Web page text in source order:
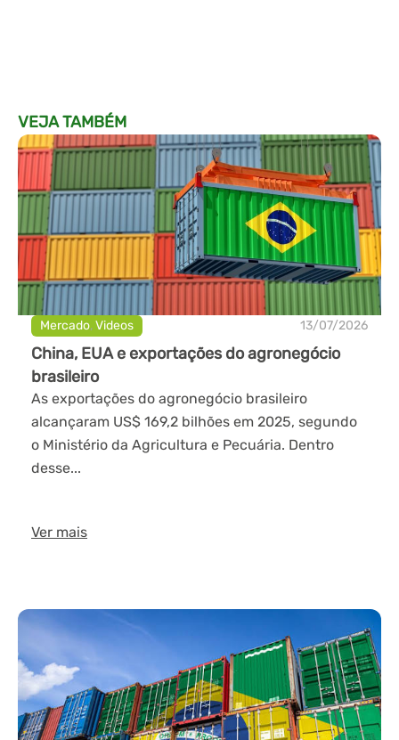
VEJA TAMBÉM
Mercado,Videos 13/07/2026
China, EUA e exportações do agronegócio
brasileiro
As exportações do agronegócio brasileiro
alcançaram US$ 169,2 bilhões em 2025, segundo
o Ministério da Agricultura e Pecuária. Dentro
desse...
Ver mais